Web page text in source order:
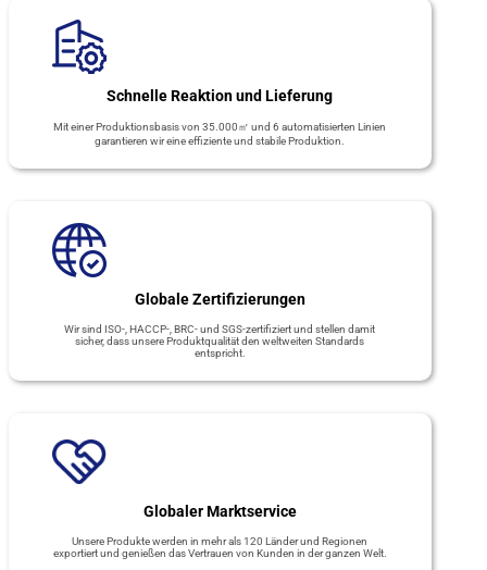
Schnelle Reaktion und Lieferung
Mit einer Produktionsbasis von 35.000㎡ und 6 automatisierten Linien
garantieren wir eine effiziente und stabile Produktion.
Globale Zertifizierungen
Wir sind ISO-, HACCP-, BRC- und SGS-zertifiziert und stellen damit
sicher, dass unsere Produktqualität den weltweiten Standards
entspricht.
Globaler Marktservice
Unsere Produkte werden in mehr als 120 Länder und Regionen
exportiert und genießen das Vertrauen von Kunden in der ganzen Welt.